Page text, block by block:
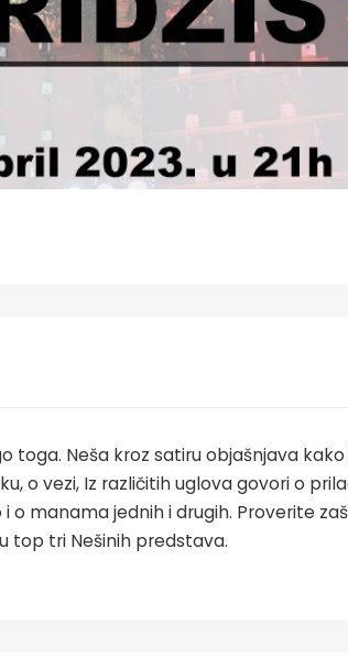
toga. Neša kroz satiru objašnjava
o vezi, Iz različitih uglova govori o
o manama jednih i drugih. Proverite
top tri Nešinih predstava.